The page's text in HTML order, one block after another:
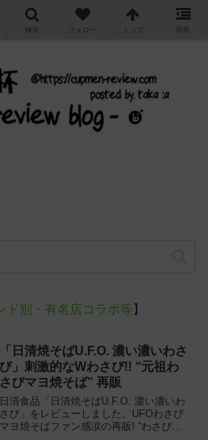
レビュー / アレンジするブログ
ド別・有名店コラボ等 】
「日清焼そばU.F.O. 濃い濃いわさ
び」刺激的なWわさび!! “元祖わ
さびマヨ焼そば” 再販
日清食品「日清焼そばU.F.O. 濃い濃いわ
さび」をレビューしました。UFOわさび
マヨ焼そばファン感涙の再販! “わさびマ
検索 フォロー トップ 情報